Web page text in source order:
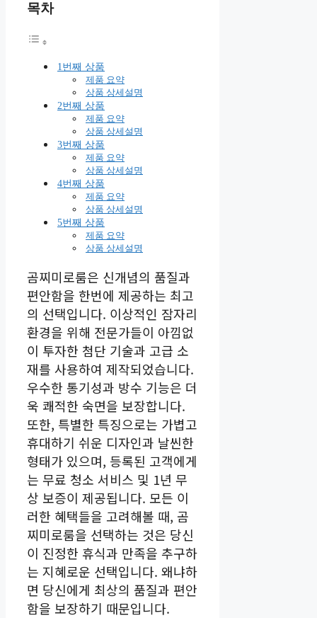
목차
1번째 상품
제품 요약
상품 상세설명
2번째 상품
제품 요약
상품 상세설명
3번째 상품
제품 요약
상품 상세설명
4번째 상품
제품 요약
상품 상세설명
5번째 상품
제품 요약
상품 상세설명
곰찌미로룸은 신개념의 품질과
편안함을 한번에 제공하는 최고
의 선택입니다. 이상적인 잠자리
환경을 위해 전문가들이 아낌없
이 투자한 첨단 기술과 고급 소
재를 사용하여 제작되었습니다.
우수한 통기성과 방수 기능은 더
욱 쾌적한 숙면을 보장합니다.
또한, 특별한 특징으로는 가볍고
휴대하기 쉬운 디자인과 날씬한
형태가 있으며, 등록된 고객에게
는 무료 청소 서비스 및 1년 무
상 보증이 제공됩니다. 모든 이
러한 혜택들을 고려해볼 때, 곰
찌미로룸을 선택하는 것은 당신
이 진정한 휴식과 만족을 추구하
는 지혜로운 선택입니다. 왜냐하
면 당신에게 최상의 품질과 편안
함을 보장하기 때문입니다.